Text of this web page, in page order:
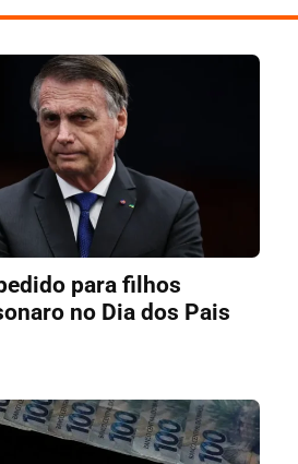
para filhos
no Dia dos Pais